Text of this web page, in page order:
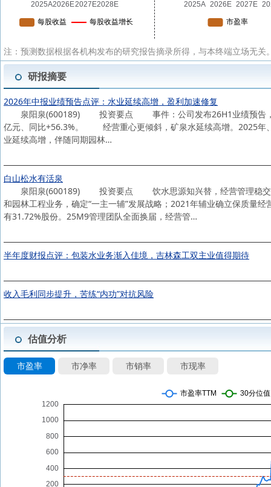
注：预测数据根据各机构发布的研究报告摘录所得，与本终端立场无
研报摘要
2026年中报业绩预告点评：水业延续高增，盈利加速修复
泉阳泉(600189) 投资要点 事件：公司发布26H1业绩预告，预
亿元、同比+56.3%。 经营重心更倾斜，矿泉水延续高增。2025年
业延续高增，伴随同期园林…
白山松水有活泉
泉阳泉(600189) 投资要点 饮水思源知兴替，经营管理稳交接。
和园林工程业务，确定“一主一辅”发展战略；2021年辅业确立保质量
有31.72%股份。25M9管理团队全面换届，经营管…
半年度财报点评：包装水业务渐入佳境，吉林森工双主业值得期待
收入毛利同步提升，苦练“内功”对抗风险
估值分析
市盈率 市净率 市销率 市现率